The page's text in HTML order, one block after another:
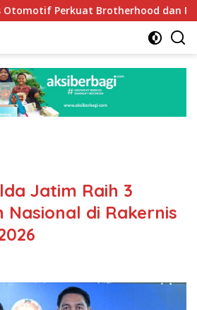
Brotherhood dan Persatuan
Jatim Raih 3
Nasional di Rakernis